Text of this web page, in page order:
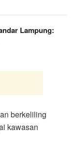
Lampung:
berkeliling
kawasan